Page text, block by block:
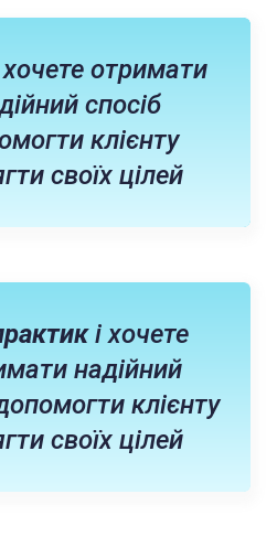
хочете отримати
спосіб
клієнту
своїх цілей
і хочете
надійний
клієнту
своїх цілей